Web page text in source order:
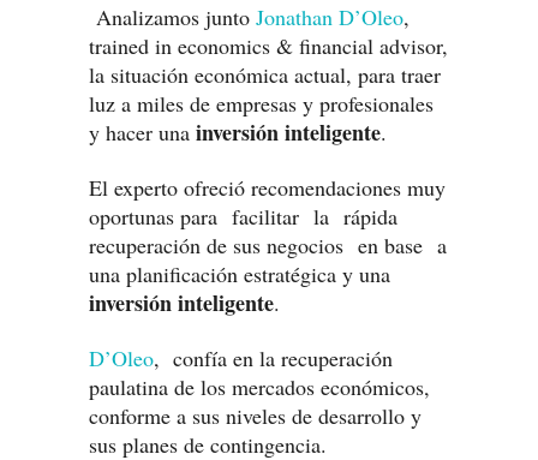
Analizamos junto Jonathan D’Oleo,
trained in economics & financial advisor,
la situación económica actual, para traer
luz a miles de empresas y profesionales
y hacer una inversión inteligente.
El experto ofreció recomendaciones muy
oportunas para facilitar la rápida
recuperación de sus negocios en base a
una planificación estratégica y una
inversión inteligente.
D’Oleo, confía en la recuperación
paulatina de los mercados económicos,
conforme a sus niveles de desarrollo y
sus planes de contingencia.